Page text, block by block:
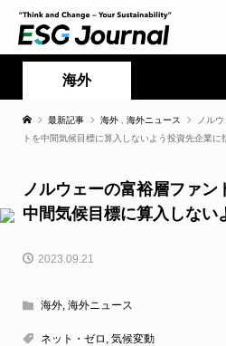
海外
最新記事 海外 海外ニュース
ノル
トを中間気候目標に算入しないよう投資先企業に
ノルウェーの富裕層ファン
中間気候目標に算入しない
2023.09.21
海外, 海外ニュース
ネット・ゼロ , 気候変動